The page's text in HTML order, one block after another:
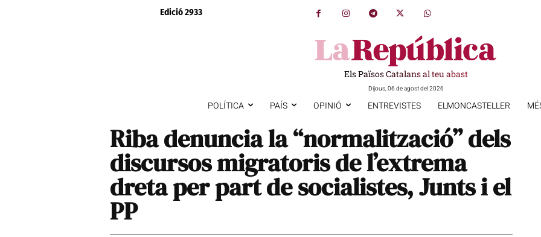
Edició 2933
Els Països Catalans al teu abast
Dijous, 06 de agost del 2026
POLÍTICA PAÍS OPINIÓ ENTREVISTES ELMONCASTELLER
Riba denuncia la “normalització” dels
discursos migratoris de l’extrema
dreta per part de socialistes, Junts i el
PP